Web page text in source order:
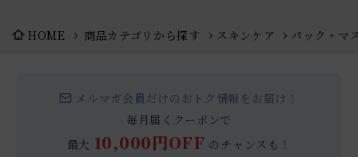
HOME 商品カテゴリから探す スキンケア パック・マ
メルマガ会員だけのおトク情報をお届け！
毎月届くクーポンで
最大 10,000円OFF のチャンスも！